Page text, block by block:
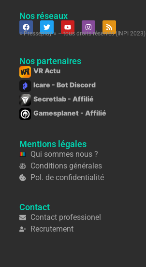
Nos réseaux
« Presseplay » – tous droits réservés (INPI 2023)
Nos partenaires
VR Actu
Icare - Bot Discord
Secretlab - Affilié
Gamesplanet - Affilié
Mentions légales
Qui sommes nous ?
Conditions générales
Pol. de confidentialité
Contact
Contact professionel
Recrutement